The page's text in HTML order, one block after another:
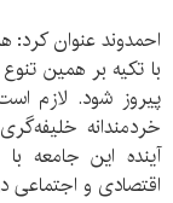
احمدوند عنوان
با تکیه بر همین
پیروز شود. لازم
خردمندانه
آینده این جامعه
اقتصادی و اجتماعی